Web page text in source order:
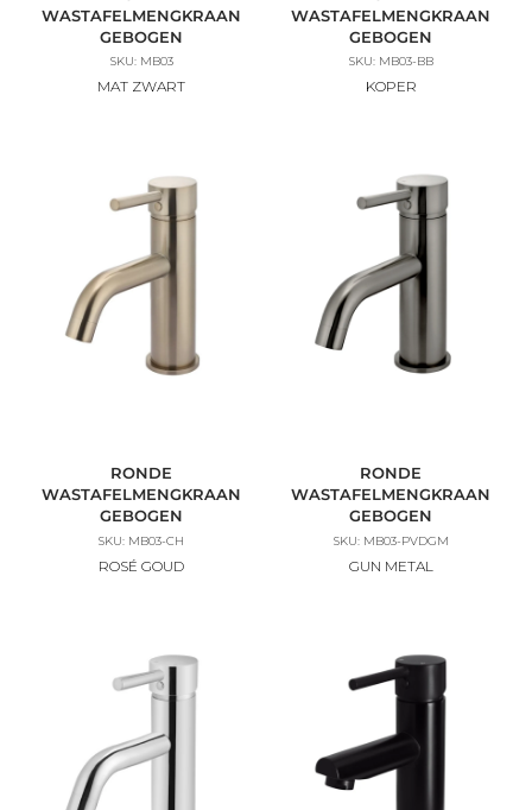
MAT ZWART
WASTAFELMENGKRAAN
GEBOGEN
SKU: MB03
KOPER
WASTAFELMENGKRAAN
GEBOGEN
SKU: MB03-BB
ROSÉ GOUD
RONDE
WASTAFELMENGKRAAN
GEBOGEN
SKU: MB03-CH
GUN METAL
RONDE
WASTAFELMENGKRAAN
GEBOGEN
SKU: MB03-PVDGM